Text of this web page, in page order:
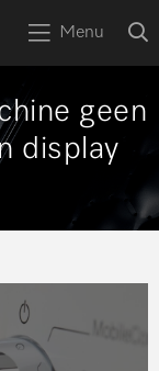
Menu
Open
het
SERVICE
geen
display